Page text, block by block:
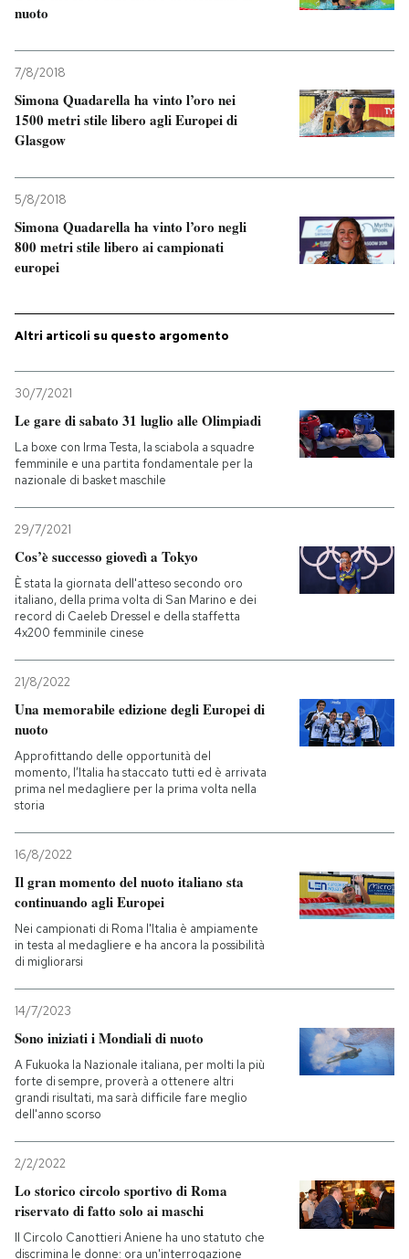
nuoto
7/8/2018
Simona Quadarella ha vinto l’oro nei
1500 metri stile libero agli Europei di
Glasgow
5/8/2018
Simona Quadarella ha vinto l’oro negli
800 metri stile libero ai campionati
europei
Altri articoli su questo argomento
30/7/2021
Le gare di sabato 31 luglio alle Olimpiadi
La boxe con Irma Testa, la sciabola a squadre
femminile e una partita fondamentale per la
nazionale di basket maschile
29/7/2021
Cos’è successo giovedì a Tokyo
È stata la giornata dell'atteso secondo oro
italiano, della prima volta di San Marino e dei
record di Caeleb Dressel e della staffetta
4x200 femminile cinese
21/8/2022
Una memorabile edizione degli Europei di
nuoto
Approfittando delle opportunità del
momento, l’Italia ha staccato tutti ed è arrivata
prima nel medagliere per la prima volta nella
storia
16/8/2022
Il gran momento del nuoto italiano sta
continuando agli Europei
Nei campionati di Roma l'Italia è ampiamente
in testa al medagliere e ha ancora la possibilità
di migliorarsi
14/7/2023
Sono iniziati i Mondiali di nuoto
A Fukuoka la Nazionale italiana, per molti la più
forte di sempre, proverà a ottenere altri
grandi risultati, ma sarà difficile fare meglio
dell'anno scorso
2/2/2022
Lo storico circolo sportivo di Roma
riservato di fatto solo ai maschi
Il Circolo Canottieri Aniene ha uno statuto che
discrimina le donne: ora un'interrogazione